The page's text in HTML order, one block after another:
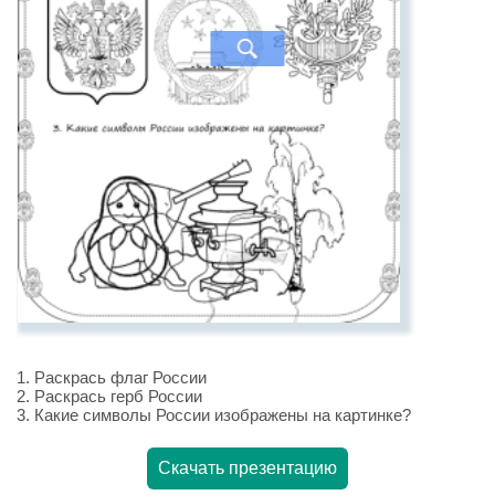
1. Раскрась флаг России
2. Раскрась герб России
3. Какие символы России изображены на картинке?
Скачать презентацию